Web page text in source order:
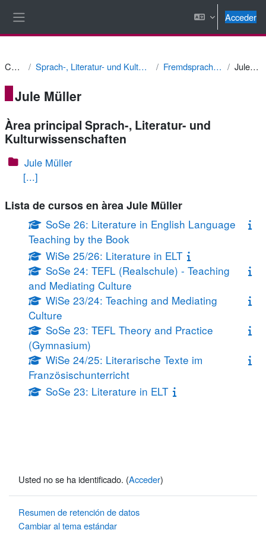
Acceder
Cursos Sprach-, Literatur- und Kulturwissenschaften Fremdsprachendidaktik Jule Müller
Jule Müller
Àrea principal Sprach-, Literatur- und
Kulturwissenschaften
Jule Müller
[...]
Lista de cursos en àrea Jule Müller
SoSe 26: Literature in English Language
Teaching by the Book
WiSe 25/26: Literature in ELT
SoSe 24: TEFL (Realschule) - Teaching
and Mediating Culture
WiSe 23/24: Teaching and Mediating
Culture
SoSe 23: TEFL Theory and Practice
(Gymnasium)
WiSe 24/25: Literarische Texte im
Französischunterricht
SoSe 23: Literature in ELT
Usted no se ha identificado. (Acceder)
Resumen de retención de datos
Cambiar al tema estándar